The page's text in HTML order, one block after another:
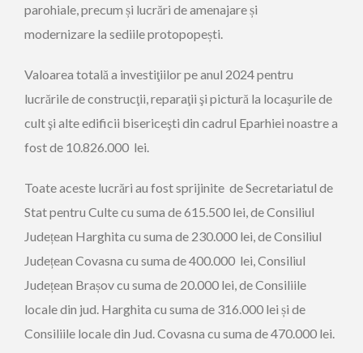
parohiale, precum și lucrări de amenajare și
modernizare la sediile protopopești.
Valoarea totală a investiţiilor pe anul 2024 pentru
lucrările de construcţii, reparaţii şi pictură la locaşurile de
cult şi alte edificii bisericeşti din cadrul Eparhiei noastre a
fost de 10.826.000 lei.
Toate aceste lucrări au fost sprijinite de Secretariatul de
Stat pentru Culte cu suma de 615.500 lei, de Consiliul
Județean Harghita cu suma de 230.000 lei, de Consiliul
Județean Covasna cu suma de 400.000 lei, Consiliul
Județean Brașov cu suma de 20.000 lei, de Consiliile
locale din jud. Harghita cu suma de 316.000 lei și de
Consiliile locale din Jud. Covasna cu suma de 470.000 lei.